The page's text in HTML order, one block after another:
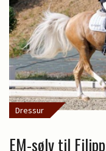
Dressur
EM-sølv til